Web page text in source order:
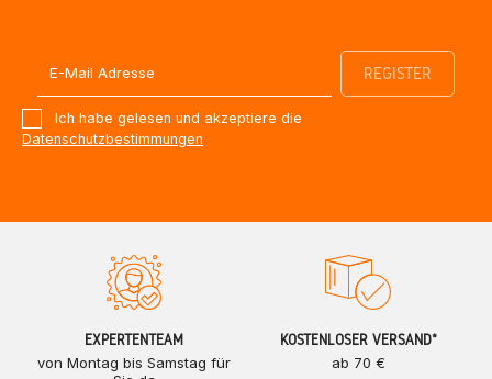
Ich habe gelesen und akzeptiere die
Datenschutzbestimmungen
EXPERTENTEAM
von Montag bis Samstag für
KOSTENLOSER VERSAND*
ab 70 €